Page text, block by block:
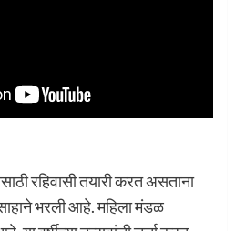
रहिवासी तयारी करत असताना
भरली आहे. महिला मंडळ